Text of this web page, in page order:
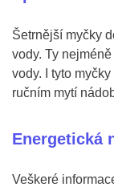
Šetrnější myčky
vody. Ty
vody. I tyto
ručním mytí
Energetická
Veškeré